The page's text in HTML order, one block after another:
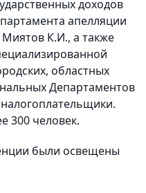
доходов
апелляции
К.И., а также
областных
Департаментов
300 человек.
были освещены